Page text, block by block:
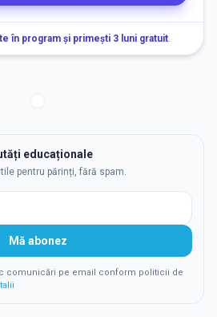
în program și primești 3 luni gratuit.
educaționale
pentru părinți, fără spam.
Mă abonez
comunicări pe email conform politicii de